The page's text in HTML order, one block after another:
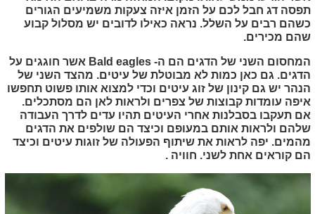
תפסה דג חבל לכם על הזמן איזה צעקות משמיעים הגורים
כשהם רבים על השלל. נראה כאילו לדובים יש מסלול קבוע
שהם מכירים.
המחסום השני של הדגים הם ה-Bald eagles אשר חוגגים על
הדגים. גם כאן כמות לא מבוטלת של עיטים. מהצד השני של
הנהר יש גם קינון של זוג עיטים וכדי למצוא אותו פשוט תחפשו
איפה עומדות קבוצות של צפרים ולראות לאן הם מסתכלים.
אם תעקבו בסבלנות אחרי העיטים תהיו עדים לדרך העבודה
שלהם ולראות אותם במעופם וכיצד הם שולפים את הדגים
מהמים. יפה לראות את שיתוף הפעולה של זוגות עיטים וכיצד
הם קוראים אחת לשני. חוויה .